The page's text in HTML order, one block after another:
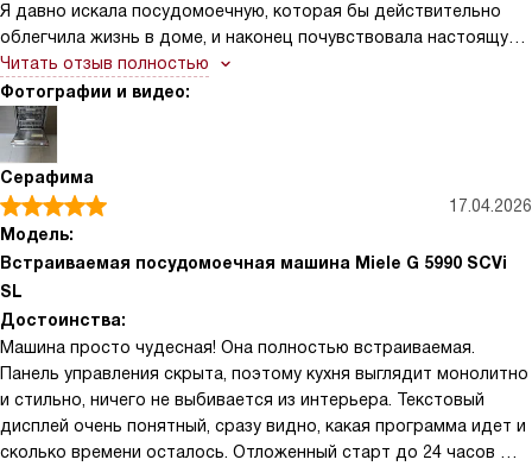
Я давно искала посудомоечную, которая бы действительно
облегчила жизнь в доме, и наконец почувствовала настоящую
радость от использования. Первое, что поразило —
вместимость на 14 комплектов: теперь после семейных ужинов
и праздников я не стою у раковины часами, а просто загружаю
посуду и занимаюсь важными делами. Порадовала и тишина
работы — рядом с машиной можно спокойно разговаривать
или смотреть фильм, шум почти не мешает. Особенно оценили
механизм с автоматическим открытием дверцы для
дополнительной сушки: тарелки и стаканы выходят сухими, и я
могу сразу ставить их на полки без лишних хлопот. Благодаря
бережному уходу за стеклом мои хрустальные бокалы
выглядят как новые — это меня очень радует, ведь я люблю
устраивать ужины для друзей и всегда переживала за хрупкую
посуду. Поддон с продуманной организацией столовых
приборов делает расстановку удобной, и в гостях никто не
ищет вилки в беспорядке. Не могу не отметить удобство
закрытия дверцы — она мягко опускается и не хлопает
Читать отзыв полностью
Фотографии и видео:
Серафима
17.04.2026
Модель:
Встраиваемая посудомоечная машина Miele G 5990 SCVi
SL
Достоинства:
Машина просто чудесная! Она полностью встраиваемая.
Панель управления скрыта, поэтому кухня выглядит монолитно
и стильно, ничего не выбивается из интерьера. Текстовый
дисплей очень понятный, сразу видно, какая программа идет и
сколько времени осталось. Отложенный старт до 24 часов —